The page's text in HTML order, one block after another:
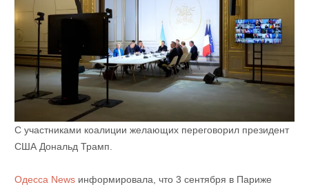
С участниками коалиции желающих переговорил президент
США Дональд Трамп.
Одесса Newsинформировала, что 3 сентября в Париже